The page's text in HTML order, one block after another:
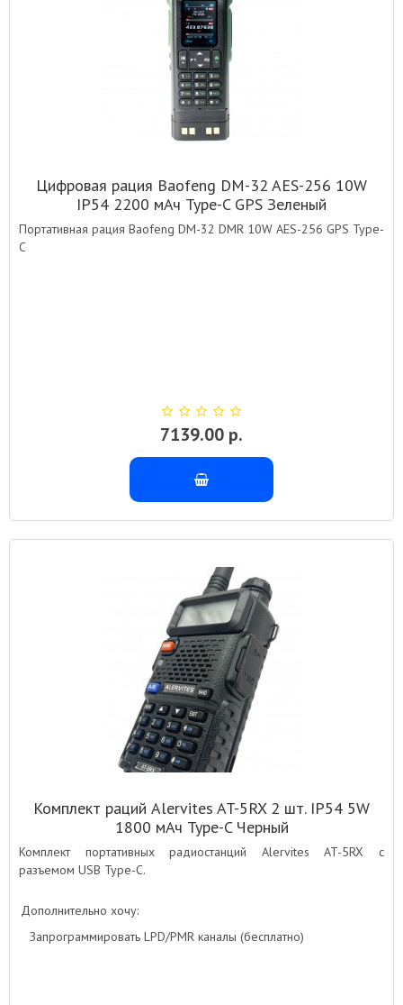
Цифровая рация Baofeng DM-32 AES-256 10W
IP54 2200 мАч Type-C GPS Зеленый
Портативная рация Baofeng DM-32 DMR 10W AES-256 GPS Type-
C
7139.00 р.
Комплект раций Alervites AT-5RX 2 шт. IP54 5W
1800 мАч Type-C Черный
Комплект портативных радиостанций Alervites AT-5RX с
разъемом USB Type-C.
Дополнительно хочу:
Запрограммировать LPD/PMR каналы (бесплатно)